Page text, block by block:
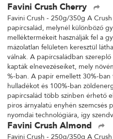
Favini Crush Cherry
Favini Crush - 250g/350g A
papírcsalád, melynél különböző
melléktermékeit használják fel a
mázolatlan felületen keresztül
válnak. A papírcsaládban
kapták elnevezéseiket, mely
%-ban. A papír emellett 30%-ban
hulladékot és 100%-ban
papírcsalád több színben érhető
piros árnyalatú enyhén szemcsés
nyomdai technológiára, így
Favini Crush Almond
Favini Crush - 250g/350g A